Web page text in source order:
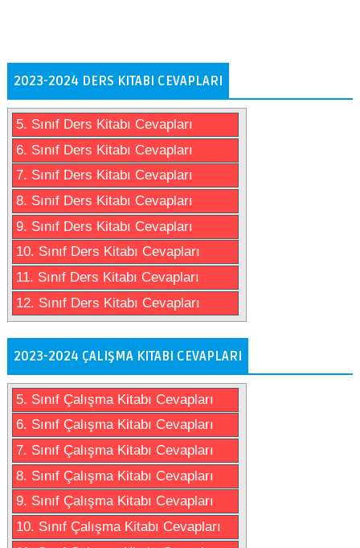
2023-2024 DERS KITABI CEVAPLARI
5. Sınıf Ders Kitabı Cevapları
6. Sınıf Ders Kitabı Cevapları
7. Sınıf Ders Kitabı Cevapları
8. Sınıf Ders Kitabı Cevapları
9. Sınıf Ders Kitabı Cevapları
10. Sınıf Ders Kitabı Cevapları
11. Sınıf Ders Kitabı Cevapları
12. Sınıf Ders Kitabı Cevapları
2023-2024 ÇALIŞMA KITABI CEVAPLARI
5. Sınıf Çalışma Kitabı Cevapları
6. Sınıf Çalışma Kitabı Cevapları
7. Sınıf Çalışma Kitabı Cevapları
8. Sınıf Çalışma Kitabı Cevapları
9. Sınıf Çalışma Kitabı Cevapları
10. Sınıf Çalışma Kitabı Cevapları